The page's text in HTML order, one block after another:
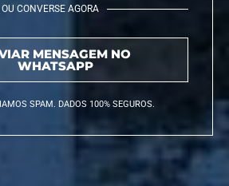
OU CONVERSE AGORA
MENSAGEM NO
WHATSAPP
SPAM. DADOS 100% SEGUROS.